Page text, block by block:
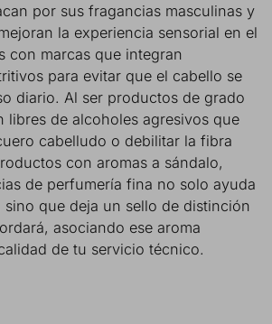
por sus fragancias masculinas y
la experiencia sensorial en el
con marcas que integran
para evitar que el cabello se
diario. Al ser productos de grado
libres de alcoholes agresivos que
cabelludo o debilitar la fibra
con aromas a sándalo,
de perfumería fina no solo ayuda
que deja un sello de distinción
asociando ese aroma
de tu servicio técnico.